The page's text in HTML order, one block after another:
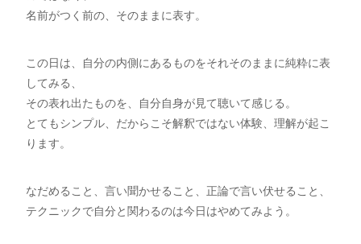
名前がつく前の、そのままに表す。
この日は、自分の内側にあるものをそれそのままに純粋に表
してみる、
その表れ出たものを、自分自身が見て聴いて感じる。
とてもシンプル、だからこそ解釈ではない体験、理解が起こ
ります。
なだめること、言い聞かせること、正論で言い伏せること、
テクニックで自分と関わるのは今日はやめてみよう。